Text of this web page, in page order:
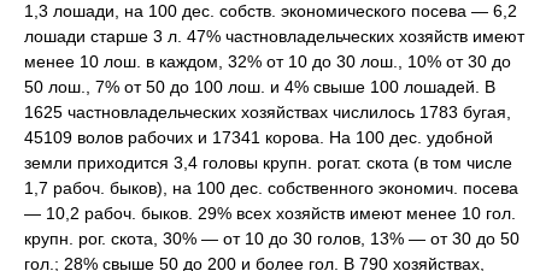
1,3 лошади, на 100 дес. собств. экономического посева — 6,2
лошади старше 3 л. 47% частновладельческих хозяйств имеют
менее 10 лош. в каждом, 32% от 10 до 30 лош., 10% от 30 до
50 лош., 7% от 50 до 100 лош. и 4% свыше 100 лошадей. В
1625 частновладельческих хозяйствах числилось 1783 бугая,
45109 волов рабочих и 17341 корова. На 100 дес. удобной
земли приходится 3,4 головы крупн. рогат. скота (в том числе
1,7 рабоч. быков), на 100 дес. собственного экономич. посева
— 10,2 рабоч. быков. 29% всех хозяйств имеют менее 10 гол.
крупн. рог. скота, 30% — от 10 до 30 голов, 13% — от 30 до 50
гол.; 28% свыше 50 до 200 и более гол. В 790 хозяйствах,